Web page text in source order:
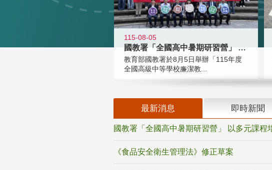
115-08-05
國教署「全國高中暑期研習營」 以多
教育部國教署於8月5日舉辦「115年度
全國高級中等學校廉潔教...
最新消息 即時新聞
國教署「全國高中暑期研習營」 以多元課程
《食品安全衛生管理法》修正草案